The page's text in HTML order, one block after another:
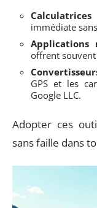
immédiate
Applications
offrent souvent
GPS et les
Google LLC.
Adopter ces
sans faille dans